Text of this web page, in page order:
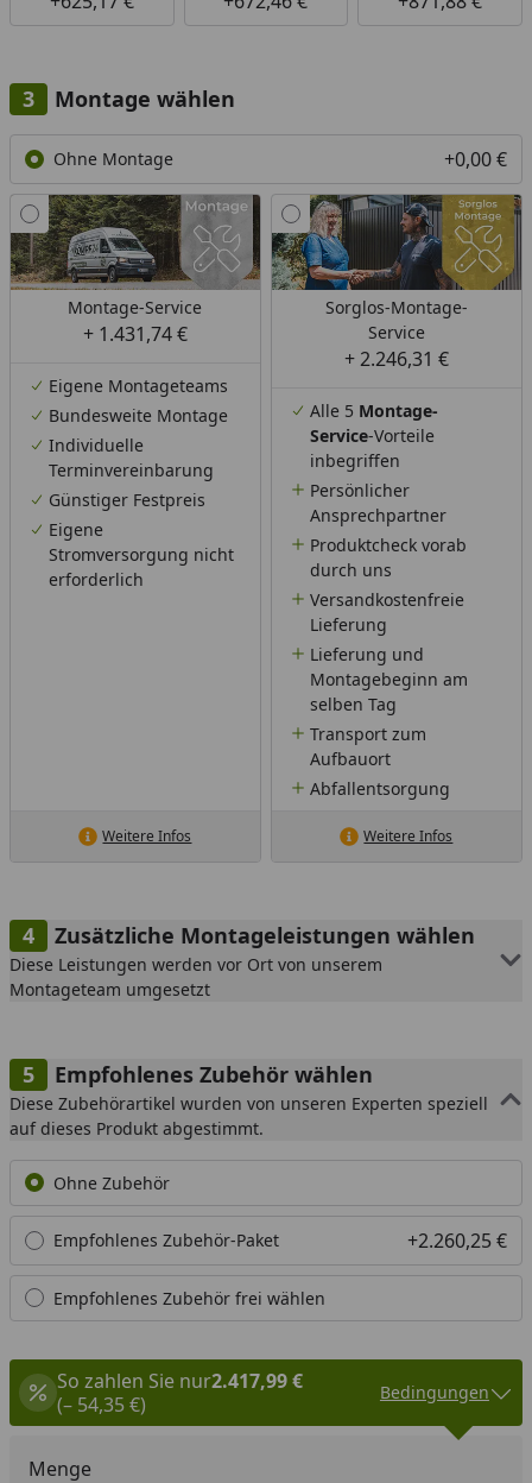
Montage wählen
Ohne Montage +0,00 €
Montage-Service
+ 1.431,74 €
Eigene Montageteams
Bundesweite Montage
Individuelle
Terminvereinbarung
Günstiger Festpreis
Eigene
Stromversorgung nicht
erforderlich
Weitere Infos
Sorglos-Montage-
Service
+ 2.246,31 €
Alle 5 Montage-
Service-Vorteile
inbegriffen
Persönlicher
Ansprechpartner
Produktcheck vorab
durch uns
Versandkostenfreie
Lieferung
Lieferung und
Montagebeginn am
selben Tag
Transport zum
Aufbauort
Abfallentsorgung
Weitere Infos
Zusätzliche Montageleistungen wählen
Diese Leistungen werden vor Ort von unserem
Montageteam umgesetzt
Empfohlenes Zubehör wählen
Diese Zubehörartikel wurden von unseren Experten speziell
auf dieses Produkt abgestimmt.
Ohne Zubehör
Empfohlenes Zubehör-Paket +2.260,25 €
Empfohlenes Zubehör frei wählen
So zahlen Sie nur2.417,99 €
(– 54,35 €)
Bedingungen
Menge